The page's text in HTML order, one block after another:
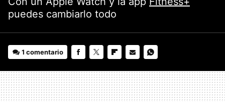
puedes cambiarlo todo
1 comentario
MAIL